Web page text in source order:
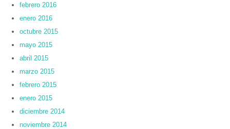
febrero 2016
enero 2016
octubre 2015
mayo 2015
abril 2015
marzo 2015
febrero 2015
enero 2015
diciembre 2014
noviembre 2014